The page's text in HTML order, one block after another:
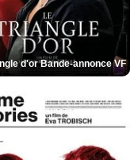
d'or Bande-annonce VF